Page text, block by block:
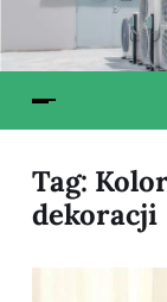
Tag:
dekoracji